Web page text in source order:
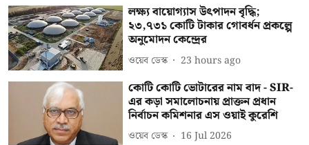
লক্ষ্য বায়োগ্যাস উৎপাদন বৃদ্ধি;
২৩,৭৩১ কোটি টাকার গোবর্ধন প্রকল্পে
অনুমোদন কেন্দ্রের
ওয়েব ডেস্ক 23 hours ago
কোটি কোটি ভোটারের নাম বাদ - SIR-
এর কড়া সমালোচনায় প্রাক্তন প্রধান
নির্বাচন কমিশনার এস ওয়াই কুরেশি
ওয়েব ডেস্ক 16 Jul 2026